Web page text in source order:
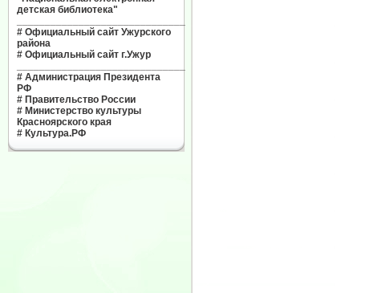
детская библиотека"
# Официальный сайт Ужурского
района
# Официальный сайт г.Ужур
# Администрация Президента
РФ
# Правительство России
# Министерство культуры
Красноярского края
# Культура.РФ